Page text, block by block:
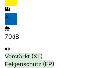
A
70dB
Verstärkt (XL)
Felgenschutz (FP)